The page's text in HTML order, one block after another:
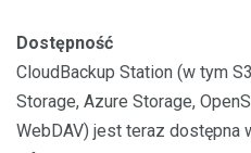
Dostępność
CloudBackup Station (w tym
Storage, Azure Storage,
WebDAV) jest teraz dostępna